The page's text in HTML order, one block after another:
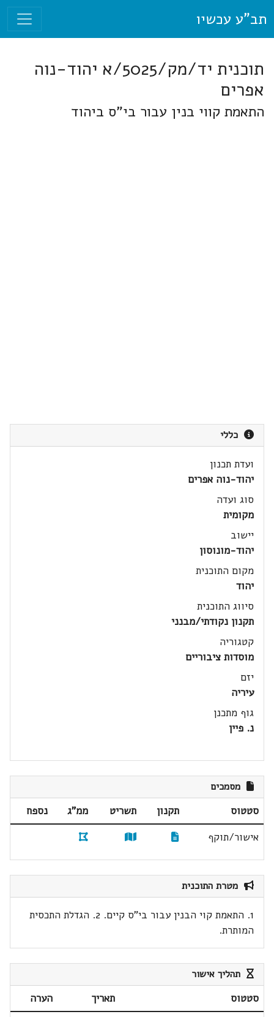
תב"ע עכשיו
תוכנית יד/מק/5025/א יהוד-נוה
אפרים
התאמת קווי בנין עבור בי"ס ביהוד
כללי
ועדת תכנון
יהוד-נוה אפרים
סוג ועדה
מקומית
יישוב
יהוד-מונוסון
מקום התוכנית
יהוד
סיווג התוכנית
תקנון נקודתי/מבנני
קטגוריה
מוסדות ציבוריים
יזם
עיריה
גוף מתכנן
נ. פיין
מסמכים
סטטוס תקנון תשריט ממ"ג
נספח
אישור/תוקף
מטרת התוכנית
1. התאמת קוי הבנין עבור בי"ס קיים. 2. הגדלת התכסית
המותרת.
תהליך אישור
סטטוס תאריך
הערה